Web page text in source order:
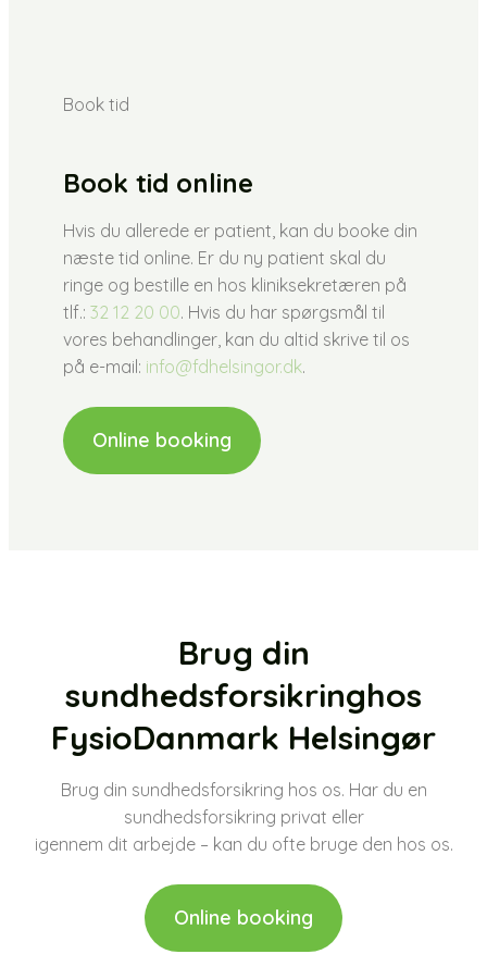
Book tid
Book tid online
Hvis du allerede er patient, kan du booke din
næste tid online. Er du ny patient skal du
ringe og bestille en hos kliniksekretæren på
tlf.: 32 12 20 00. Hvis du har spørgsmål til
vores behandlinger, kan du altid skrive til os
på e-mail: info@fdhelsingor.dk.
Online booking
Brug din
sundhedsforsikring ​hos
FysioDanmark Helsingør
Brug din sundhedsforsikring hos os. Har du en
sundhedsforsikring privat eller
​igennem dit arbejde – kan du ofte bruge den hos os.
Online booking